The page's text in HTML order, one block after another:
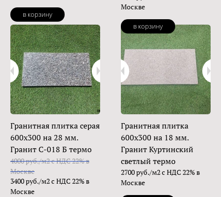
в корзину
Москве
в корзину
Гранитная плитка серая
600х300 на 28 мм.
Гранит С-018 Б термо
4000 руб./м2 с НДС 22% в
Москве
3400 руб./м2 с НДС 22% в
Москве
Гранитная плитка
600х300 на 18 мм.
Гранит Куртинский
светлый термо
2700 руб./м2 с НДС 22% в
Москве